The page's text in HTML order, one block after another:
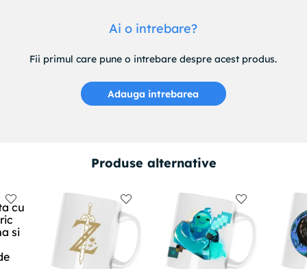
Ai o intrebare?
Fii primul care pune o intrebare despre acest produs.
Adauga intrebarea
Produse alternative